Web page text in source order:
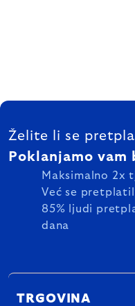
FOOTER
Želite li se
Poklanjamo
Maksimalno 2x
Već se
85% ljudi
dana
TRGOVINA